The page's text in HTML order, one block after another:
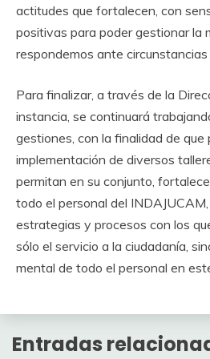
actitudes que fortalecen, con
positivas para poder gestionar la
respondemos ante circunstancias
Para finalizar, a través de la
instancia, se continuará
gestiones, con la finalidad de que
implementación de diversos
permitan en su conjunto,
todo el personal del
estrategias y procesos con los
sólo el servicio a la ciudadanía,
mental de todo el personal en
Entradas